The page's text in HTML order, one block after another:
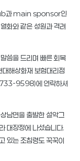
과 main sponsor인
와 같은 성원과 격려
씀을 드리며 빠른 회복
해상화재 보험대리점
9598)에 연락하셔
남면을 출발한 설악그
대장정에 나섰습니다.
있는 조침령도 꾹꾹이